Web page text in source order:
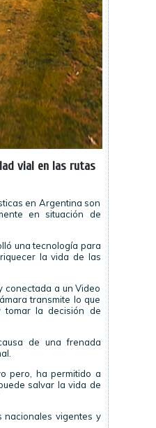
vial en las rutas
en Argentina son
en situación de
una tecnología para
la vida de las
conectada a un Video
transmite lo que
tomar la decisión de
de una frenada
pero, ha permitido a
salvar la vida de
nacionales vigentes y